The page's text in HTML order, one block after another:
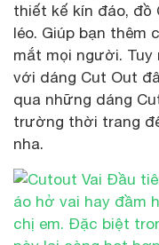
thiết kế kín đáo, đồ
léo. Giúp bạn thêm
mắt mọi người. Tuy
với dáng Cut Out
qua những dáng
trường thời trang
nha.